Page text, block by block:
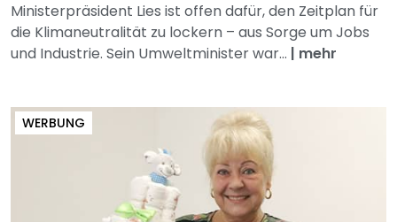
Ministerpräsident Lies ist offen dafür, den Zeitplan für
die Klimaneutralität zu lockern – aus Sorge um Jobs
und Industrie. Sein Umweltminister war... | mehr
WERBUNG